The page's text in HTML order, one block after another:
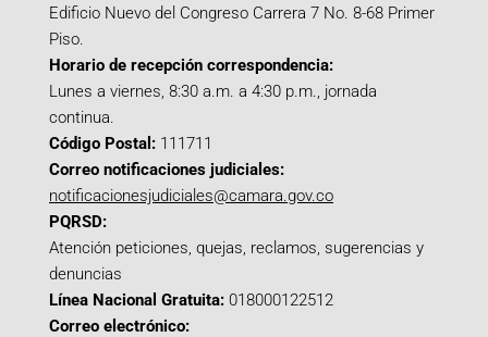
Edificio Nuevo del Congreso Carrera 7 No. 8-68 Primer
Piso.
Horario de recepción correspondencia:
Lunes a viernes, 8:30 a.m. a 4:30 p.m., jornada
continua.
Código Postal: 111711
Correo notificaciones judiciales:
notificacionesjudiciales@camara.gov.co
PQRSD:
Atención peticiones, quejas, reclamos, sugerencias y
denuncias
Línea Nacional Gratuita: 018000122512
Correo electrónico: